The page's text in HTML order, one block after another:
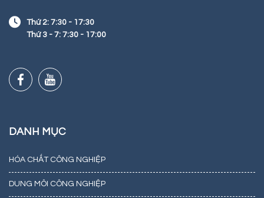
Thứ 2: 7:30 - 17:30
Thứ 3 - 7: 7:30 - 17:00
DANH MỤC
HÓA CHẤT CÔNG NGHIỆP
DUNG MÔI CÔNG NGHIỆP